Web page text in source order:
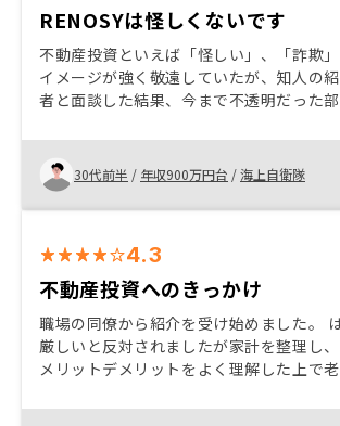
RENOSYは怪しくないです
不動産投資といえば「怪しい」、「詐欺
イメージが強く敬遠していたが、知人の
者と面談した結果、今まで不透明だった
なり、リスクよりもメリットの方が大き
始めるに至った。
30代前半 / 年収900万円台 /海上自衛隊
4.3
不動産投資へのきっかけ
職場の同僚から紹介を受け始めました。
厳しいと反対されましたが家計を整理し
メリットデメリットをよく理解した上で
を考えて決断しました。 リノシーは丁寧
おけると感じています。 特にありません